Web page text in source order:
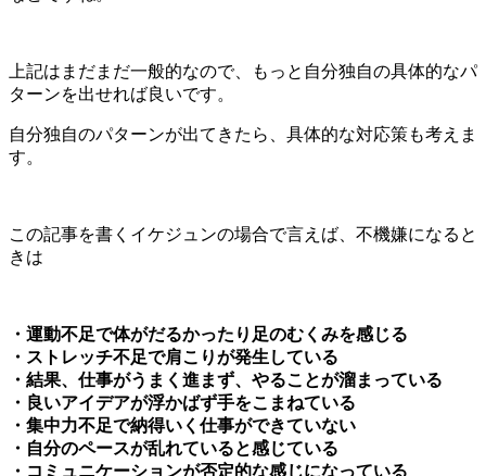
上記はまだまだ一般的なので、もっと自分独自の具体的なパ
ターンを出せれば良いです。
自分独自のパターンが出てきたら、具体的な対応策も考えま
す。
この記事を書くイケジュンの場合で言えば、不機嫌になると
きは
・運動不足で体がだるかったり足のむくみを感じる
・ストレッチ不足で肩こりが発生している
・結果、仕事がうまく進まず、やることが溜まっている
・良いアイデアが浮かばず手をこまねている
・集中力不足で納得いく仕事ができていない
・自分のペースが乱れていると感じている
・コミュニケーションが否定的な感じになっている